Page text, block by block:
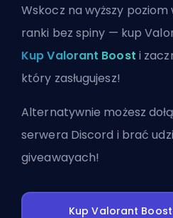
Wskocz na wyższy
ranki bez spiny — kup
Kup Valorant Boost i
który zasługujesz!
Alternatywnie możesz
serwera Discord i brać
giveawayach!
Kup Valorant